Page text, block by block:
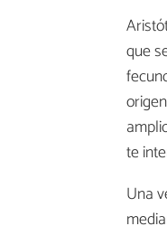
que
te
Una